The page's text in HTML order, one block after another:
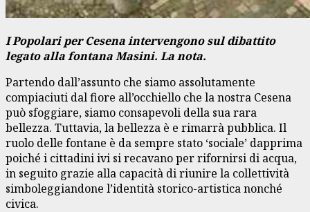
I Popolari per Cesena intervengono sul dibattito
legato alla fontana Masini. La nota.
Partendo dall’assunto che siamo assolutamente
compiaciuti dal fiore all’occhiello che la nostra Cesena
può sfoggiare, siamo consapevoli della sua rara
bellezza. Tuttavia, la bellezza è e rimarrà pubblica. Il
ruolo delle fontane è da sempre stato ‘sociale’ dapprima
poiché i cittadini ivi si recavano per rifornirsi di acqua,
in seguito grazie alla capacità di riunire la collettività
simboleggiandone l’identità storico-artistica nonché
civica.